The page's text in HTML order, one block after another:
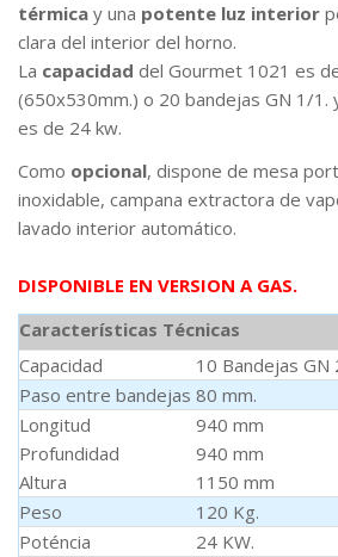
térmica y una potente luz interior
clara del interior del horno.
La capacidad del Gourmet 1021 es
(650x530mm.) o 20 bandejas GN 1/1.
es de 24 kw.
Como opcional, dispone de mesa
inoxidable, campana extractora de
lavado interior automático.
DISPONIBLE EN VERSION A GAS.
Características Técnicas
Capacidad
10 Bandejas GN
Paso entre bandejas 80 mm.
Longitud
Profundidad
Altura
940 mm
940 mm
1150 mm
Peso
120 Kg.
Poténcia
24 KW.